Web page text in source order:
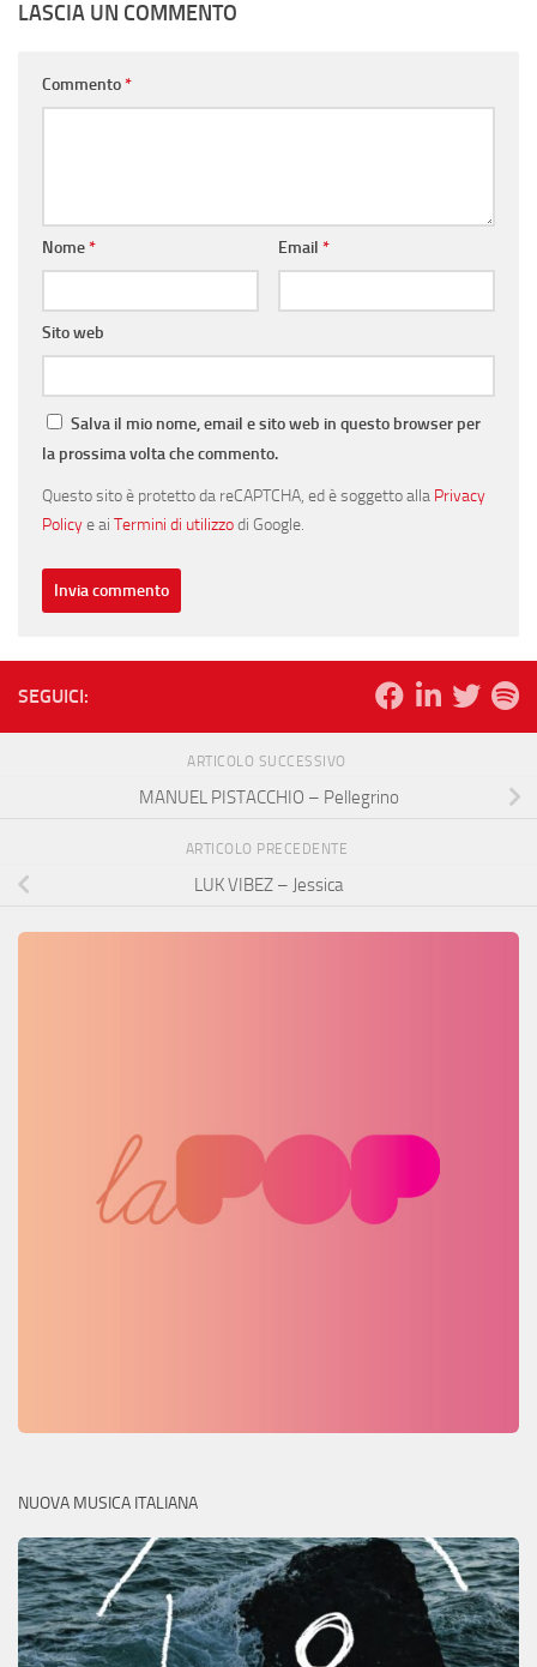
LASCIA UN COMMENTO
Commento*
Nome* Email *
Sito web
Salva il mio nome, email e sito web in questo browser per
la prossima volta che commento.
Questo sito è protetto da reCAPTCHA, ed è soggetto alla Privacy
Policye ai Termini di utilizzodi Google.
SEGUICI:
ARTICOLO SUCCESSIVO
MANUEL PISTACCHIO – Pellegrino
ARTICOLO PRECEDENTE
LUK VIBEZ – Jessica
NUOVA MUSICA ITALIANA